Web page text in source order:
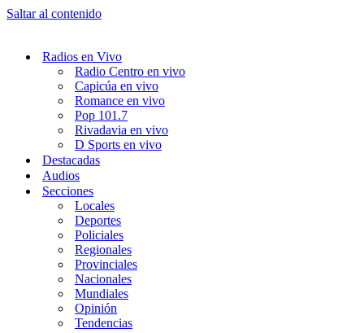
Saltar al contenido
Radios en Vivo
Radio Centro en vivo
Capicúa en vivo
Romance en vivo
Pop 101.7
Rivadavia en vivo
D Sports en vivo
Destacadas
Audios
Secciones
Locales
Deportes
Policiales
Regionales
Provinciales
Nacionales
Mundiales
Opinión
Tendencias